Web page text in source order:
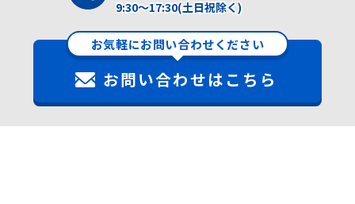
9:30～17:30(土日祝除く)
お気軽にお問い合わせください
お問い合わせはこちら